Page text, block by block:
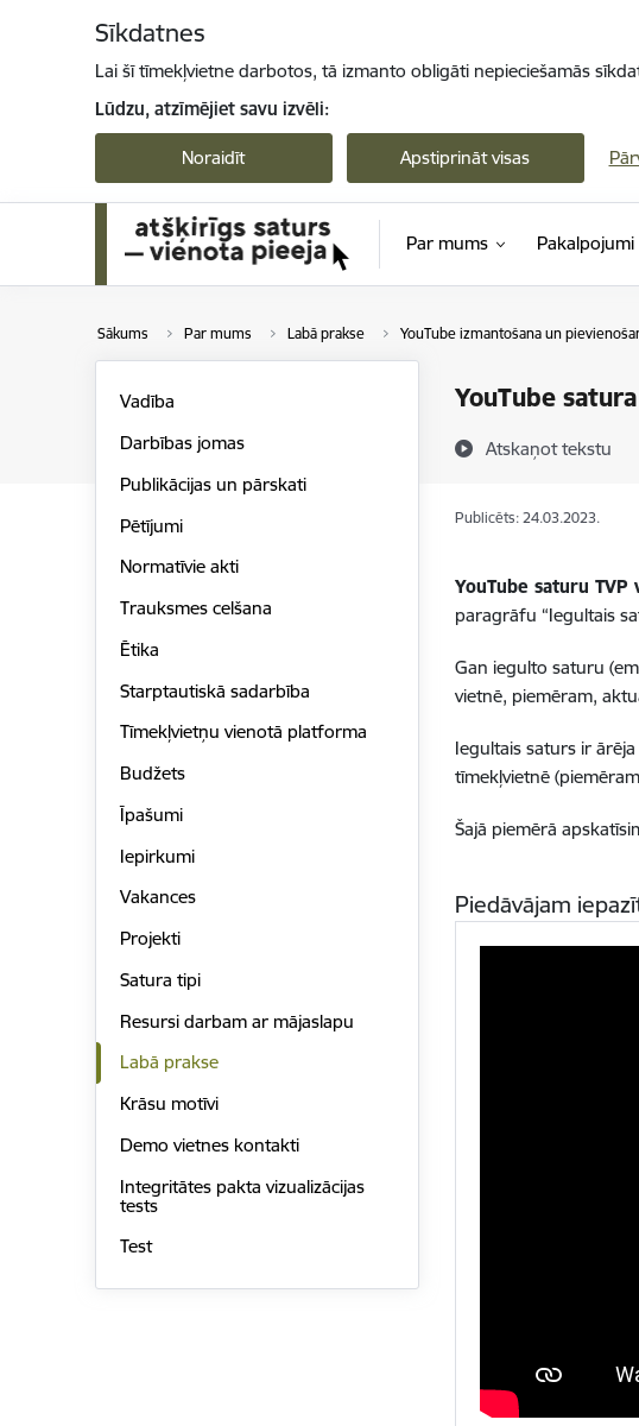
Sīkdatnes
Lai šī tīmekļvietne darbotos, tā izmanto obligāti nepieciešamās
Lūdzu, atzīmējiet savu izvēli:
Noraidīt Apstiprināt visas
Par mums Pakalpojumi
Sākums Par mums Labā prakse YouTube izmantošana un
YouTube
Atskaņot tekstu
Vadība
Darbības jomas
Publikācijas un pārskati
Pētījumi
Normatīvie akti
Trauksmes celšana
Ētika
Starptautiskā sadarbība
Tīmekļvietņu vienotā platforma
Budžets
Īpašumi
Iepirkumi
Vakances
Projekti
Satura tipi
Resursi darbam ar mājaslapu
Labā prakse
Krāsu motīvi
Demo vietnes kontakti
Integritātes pakta vizualizācijas
tests
Test
Publicēts: 24.03.2023.
YouTube saturu
paragrāfu “Iegultais
Gan iegulto saturu
vietnē, piemēram,
Iegultais saturs ir
tīmekļvietnē
Šajā piemērā
Piedāvājam